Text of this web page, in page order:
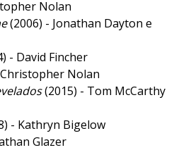
Nolan
(2006) - Jonathan Dayton e
- David Fincher
Nolan
(2015) - Tom McCarthy
- Kathryn Bigelow
Glazer